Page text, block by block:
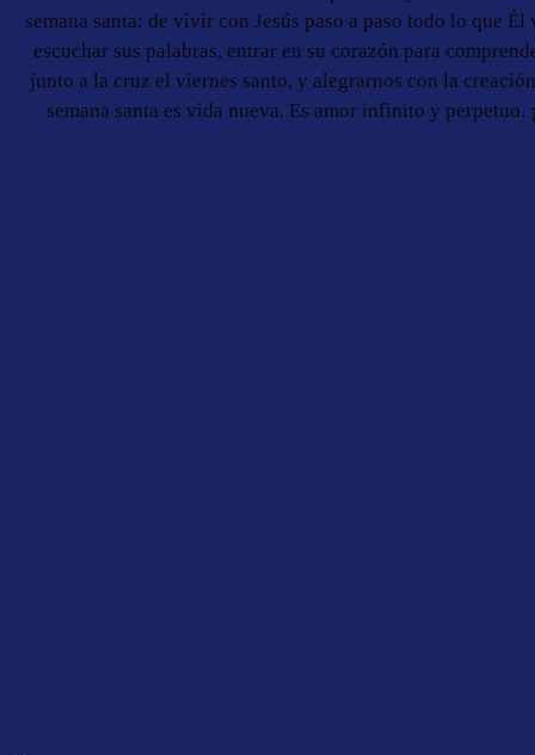
semana santa: de vivir con Jesús paso a paso todo lo que
escuchar sus palabras, entrar en su corazón para
junto a la cruz el viernes santo, y alegrarnos con la
semana santa es vida nueva. Es amor infinito y